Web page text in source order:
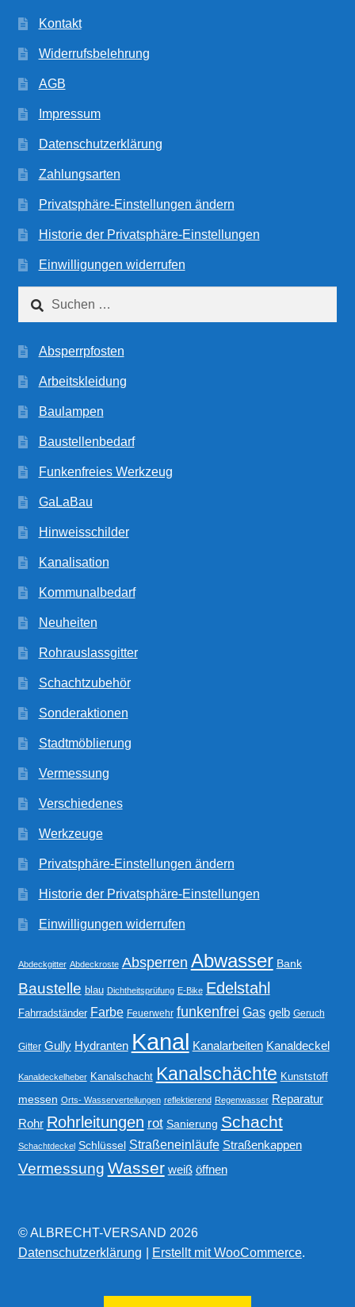
Kontakt
Widerrufsbelehrung
AGB
Impressum
Datenschutzerklärung
Zahlungsarten
Privatsphäre-Einstellungen ändern
Historie der Privatsphäre-Einstellungen
Einwilligungen widerrufen
nach:
Absperrpfosten
Arbeitskleidung
Baulampen
Baustellenbedarf
Funkenfreies Werkzeug
GaLaBau
Hinweisschilder
Kanalisation
Kommunalbedarf
Neuheiten
Rohrauslassgitter
Schachtzubehör
Sonderaktionen
Stadtmöblierung
Vermessung
Verschiedenes
Werkzeuge
Privatsphäre-Einstellungen ändern
Historie der Privatsphäre-Einstellungen
Einwilligungen widerrufen
Abdeckgitter Abdeckroste Absperren Abwasser Bank
Baustelle blau Dichtheitsprüfung E-Bike Edelstahl
Fahrradständer Farbe Feuerwehr funkenfrei Gas gelb Geruch
Gitter Gully Hydranten Kanal Kanalarbeiten Kanaldeckel
Kanaldeckelheber Kanalschacht Kanalschächte Kunststoff
messen Orts- Wasserverteilungen reflektierend Regenwasser Reparatur
Rohr Rohrleitungen rot Sanierung Schacht
Schachtdeckel Schlüssel Straßeneinläufe Straßenkappen
Vermessung Wasser weiß öffnen
© ALBRECHT-VERSAND 2026
Datenschutzerklärung
Erstellt mit WooCommerce.